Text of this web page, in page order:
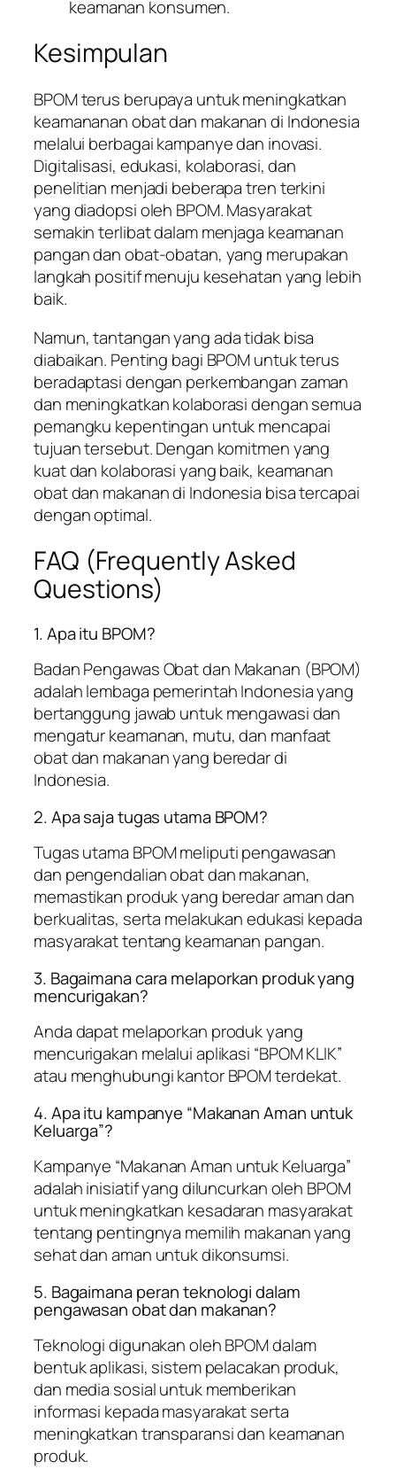
keamanan konsumen.
Kesimpulan
BPOM terus berupaya untuk meningkatkan
keamananan obat dan makanan di Indonesia
melalui berbagai kampanye dan inovasi.
Digitalisasi, edukasi, kolaborasi, dan
penelitian menjadi beberapa tren terkini
yang diadopsi oleh BPOM. Masyarakat
semakin terlibat dalam menjaga keamanan
pangan dan obat-obatan, yang merupakan
langkah positif menuju kesehatan yang lebih
baik.
Namun, tantangan yang ada tidak bisa
diabaikan. Penting bagi BPOM untuk terus
beradaptasi dengan perkembangan zaman
dan meningkatkan kolaborasi dengan semua
pemangku kepentingan untuk mencapai
tujuan tersebut. Dengan komitmen yang
kuat dan kolaborasi yang baik, keamanan
obat dan makanan di Indonesia bisa tercapai
dengan optimal.
FAQ (Frequently Asked
Questions)
1. Apa itu BPOM?
Badan Pengawas Obat dan Makanan (BPOM)
adalah lembaga pemerintah Indonesia yang
bertanggung jawab untuk mengawasi dan
mengatur keamanan, mutu, dan manfaat
obat dan makanan yang beredar di
Indonesia.
2. Apa saja tugas utama BPOM?
Tugas utama BPOM meliputi pengawasan
dan pengendalian obat dan makanan,
memastikan produk yang beredar aman dan
berkualitas, serta melakukan edukasi kepada
masyarakat tentang keamanan pangan.
3. Bagaimana cara melaporkan produk yang
mencurigakan?
Anda dapat melaporkan produk yang
mencurigakan melalui aplikasi “BPOM KLIK”
atau menghubungi kantor BPOM terdekat.
4. Apa itu kampanye “Makanan Aman untuk
Keluarga”?
Kampanye “Makanan Aman untuk Keluarga”
adalah inisiatif yang diluncurkan oleh BPOM
untuk meningkatkan kesadaran masyarakat
tentang pentingnya memilih makanan yang
sehat dan aman untuk dikonsumsi.
5. Bagaimana peran teknologi dalam
pengawasan obat dan makanan?
Teknologi digunakan oleh BPOM dalam
bentuk aplikasi, sistem pelacakan produk,
dan media sosial untuk memberikan
informasi kepada masyarakat serta
meningkatkan transparansi dan keamanan
produk.